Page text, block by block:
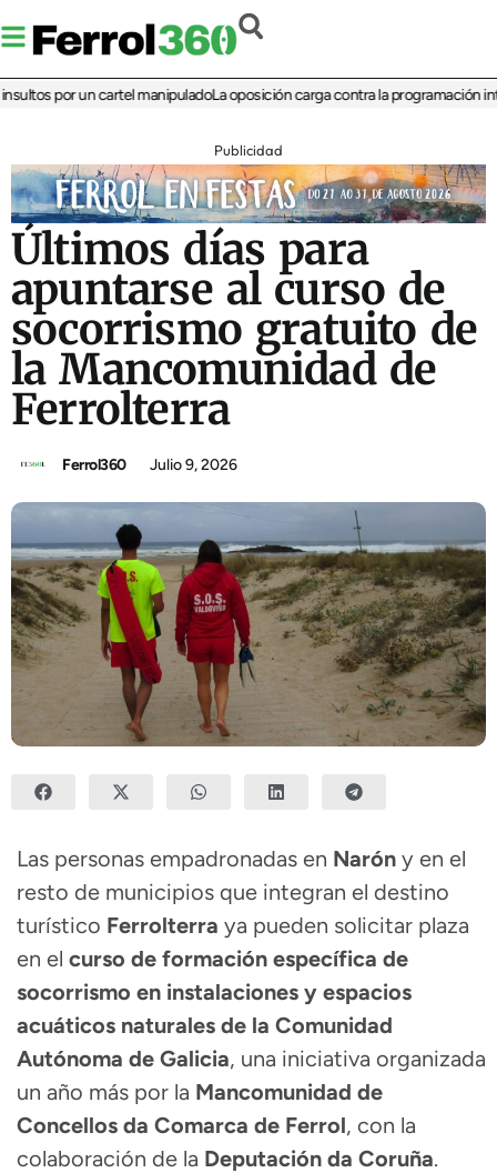
por un cartel manipuladoLa oposición carga contra la programación
Publicidad
Últimos días para
apuntarse al curso de
socorrismo gratuito de
la Mancomunidad de
Ferrolterra
Ferrol360 Julio 9, 2026
Las personas empadronadas en Narón y en el
resto de municipios que integran el destino
turístico Ferrolterra ya pueden solicitar plaza
en el curso de formación específica de
socorrismo en instalaciones y espacios
acuáticos naturales de la Comunidad
Autónoma de Galicia, una iniciativa organizada
un año más por la Mancomunidad de
Concellos da Comarca de Ferrol, con la
colaboración de la Deputación da Coruña.